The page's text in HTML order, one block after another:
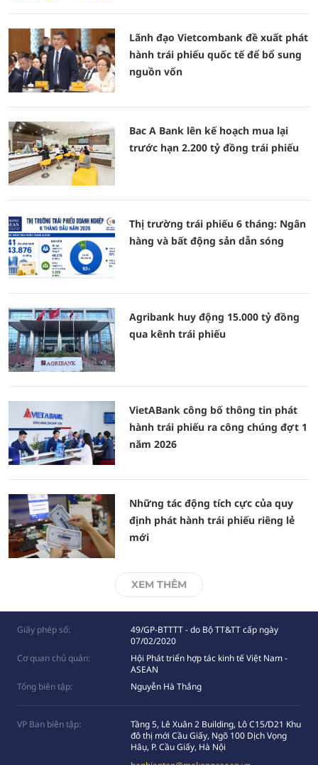
Lãnh đạo Vietcombank đề xuất phát
hành trái phiếu quốc tế để bổ sung
nguồn vốn
Bac A Bank lên kế hoạch mua lại
trước hạn 2.200 tỷ đồng trái phiếu
Thị trường trái phiếu 6 tháng: Ngân
hàng và bất động sản dẫn sóng
Agribank huy động 15.000 tỷ đồng
qua kênh trái phiếu
VietABank công bố thông tin phát
hành trái phiếu ra công chúng đợt 1
năm 2026
Những tác động tích cực của quy
định phát hành trái phiếu riêng lẻ
mới
XEM THÊM
Giấy phép số:
49/GP-BTTTT - do Bộ TT&TT cấp ngày
07/02/2020
Cơ quan chủ quản:
Hội Phát triển hợp tác kinh tế Việt Nam -
ASEAN
Tổng biên tập:
Nguyễn Hà Thắng
VP Ban biên tập:
Tầng 5, Lê Xuân 2 Building, Lô C15/D21 Khu
đô thị mới Cầu Giấy, Ngõ 100 Dịch Vọng
Hâụ, P. Cầu Giấy, Hà Nội